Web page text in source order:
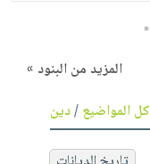
5
المزيد من البنود »
كل المواضيع/دين